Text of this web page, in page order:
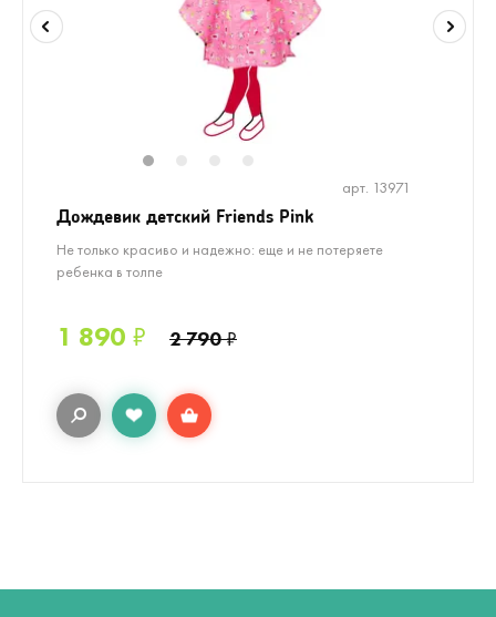
арт. 13971
Дождевик детский Friends Pink
Не только красиво и надежно: еще и не потеряете
ребенка в толпе
1 890 ₽ 2 790₽